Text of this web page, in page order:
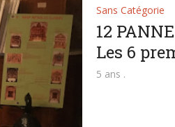
Sans Catégorie
12
Les 6
5 ans .